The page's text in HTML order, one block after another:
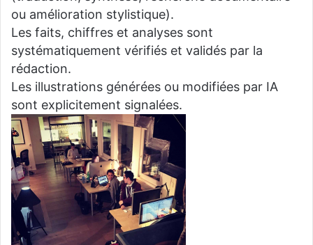
ou amélioration stylistique).
Les faits, chiffres et analyses sont
systématiquement vérifiés et validés par la
rédaction.
Les illustrations générées ou modifiées par IA
sont explicitement signalées.